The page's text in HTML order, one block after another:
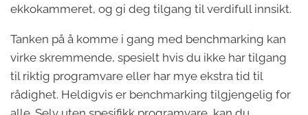
ekkokammeret, og gi deg tilgang til verdifull innsikt.
Tanken på å komme i gang med benchmarking kan
virke skremmende, spesielt hvis du ikke har tilgang
til riktig programvare eller har mye ekstra tid til
rådighet. Heldigvis er benchmarking tilgjengelig for